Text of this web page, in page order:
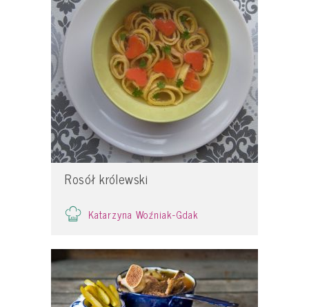
Rosół królewski
Katarzyna Woźniak-Gdak